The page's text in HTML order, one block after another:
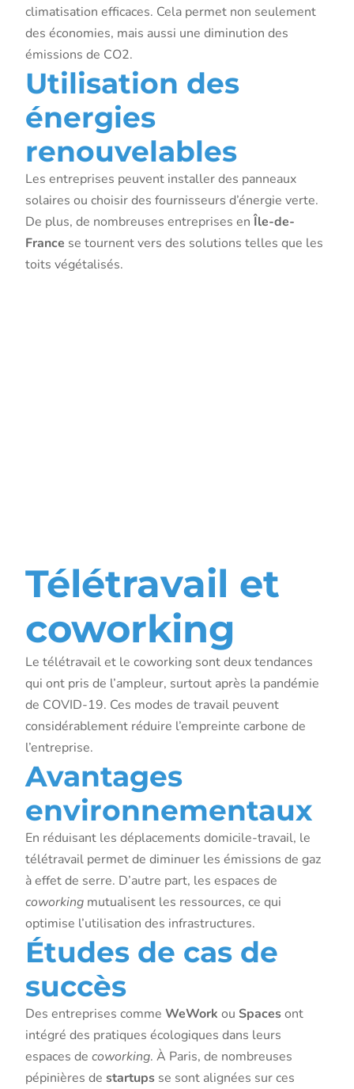
climatisation efficaces. Cela permet non seulement
des économies, mais aussi une diminution des
émissions de CO2.
Utilisation des
énergies
renouvelables
Les entreprises peuvent installer des panneaux
solaires ou choisir des fournisseurs d’énergie verte.
De plus, de nombreuses entreprises en Île-de-
France se tournent vers des solutions telles que les
toits végétalisés.
Télétravail et
coworking
Le télétravail et le coworking sont deux tendances
qui ont pris de l’ampleur, surtout après la pandémie
de COVID-19. Ces modes de travail peuvent
considérablement réduire l’empreinte carbone de
l’entreprise.
Avantages
environnementaux
En réduisant les déplacements domicile-travail, le
télétravail permet de diminuer les émissions de gaz
à effet de serre. D’autre part, les espaces de
coworking mutualisent les ressources, ce qui
optimise l’utilisation des infrastructures.
Études de cas de
succès
Des entreprises comme WeWork ou Spacesont
intégré des pratiques écologiques dans leurs
espaces de coworking. À Paris, de nombreuses
pépinières de startups se sont alignées sur ces